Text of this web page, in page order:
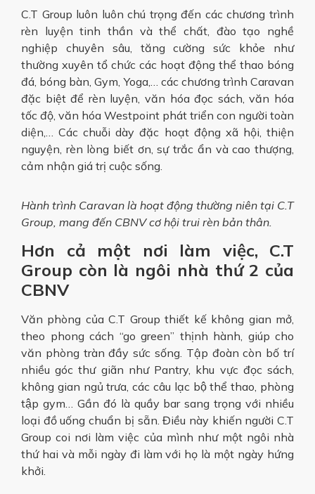
C.T Group luôn luôn chú trọng đến các chương trình
rèn luyện tinh thần và thể chất, đào tạo nghề
nghiệp chuyên sâu, tăng cường sức khỏe như
thường xuyên tổ chức các hoạt động thể thao bóng
đá, bóng bàn, Gym, Yoga,… các chương trình Caravan
đặc biệt để rèn luyện, văn hóa đọc sách, văn hóa
tốc độ, văn hóa Westpoint phát triển con người toàn
diện,… Các chuỗi dày đặc hoạt động xã hội, thiện
nguyện, rèn lòng biết ơn, sự trắc ẩn và cao thượng,
cảm nhận giá trị cuộc sống.
Hành trình Caravan là hoạt động thường niên tại C.T
Group, mang đến CBNV cơ hội trui rèn bản thân.
Hơn cả một nơi làm việc, C.T
Group còn là ngôi nhà thứ 2 của
CBNV
Văn phòng của C.T Group thiết kế không gian mở,
theo phong cách “go green” thịnh hành, giúp cho
văn phòng tràn đầy sức sống. Tập đoàn còn bố trí
nhiều góc thư giãn như Pantry, khu vực đọc sách,
không gian ngủ trưa, các câu lạc bộ thể thao, phòng
tập gym… Gần đó là quầy bar sang trọng với nhiều
loại đồ uống chuẩn bị sẵn. Điều này khiến người C.T
Group coi nơi làm việc của mình như một ngôi nhà
thứ hai và mỗi ngày đi làm với họ là một ngày hứng
khởi.